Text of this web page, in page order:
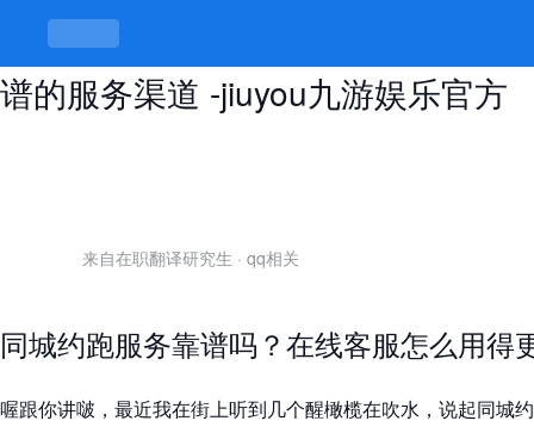
同城空降约跑在线客服，如何找到靠
谱的服务渠道 -jiuyou九游娱乐官方
来自在职翻译研究生 · qq相关
同城约跑服务靠谱吗？在线客服怎么用得
喔跟你讲啵，最近我在街上听到几个醒橄榄在吹水，说起同城